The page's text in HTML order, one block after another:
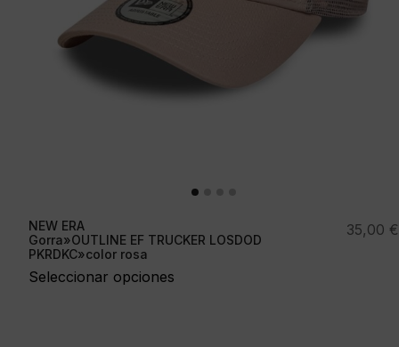
NEW ERA
Gorra»OUTLINE EF TRUCKER LOSDOD
PKRDKC»color rosa
Seleccionar opciones
35,00 €